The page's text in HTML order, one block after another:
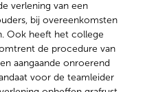
verlening van een
bij overeenkomsten
Ook heeft het college
de procedure van
aangaande onroerend
voor de teamleider